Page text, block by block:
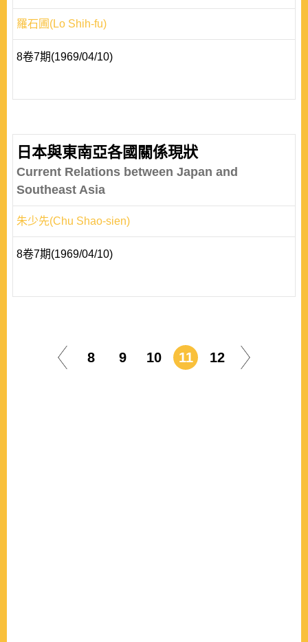
羅石圃(Lo Shih-fu)
8卷7期(1969/04/10)
日本與東南亞各國關係現狀
Current Relations between Japan and
Southeast Asia
朱少先(Chu Shao-sien)
8卷7期(1969/04/10)
8 9 10 11 12